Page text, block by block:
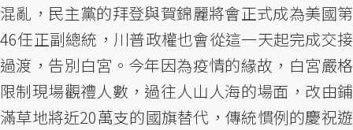
混亂，民主黨的拜登與賀錦麗將會正式成為美國第
46任正副總統，川普政權也會從這一天起完成交接
過渡，告別白宮。今年因為疫情的緣故，白宮嚴格
限制現場觀禮人數，過往人山人海的場面，改由鋪
滿草地將近20萬支的國旗替代，傳統慣例的慶祝遊